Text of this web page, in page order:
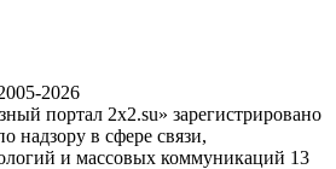
2026
портал 2x2.su» зарегистрировано
надзору в сфере связи,
и массовых коммуникаций 13